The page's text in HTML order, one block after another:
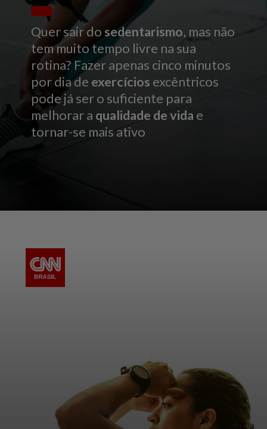
Quer sair do sedentarismo, mas não
tem muito tempo livre na sua
rotina? Fazer apenas cinco minutos
por dia de exercícios excêntricos
pode já ser o suficiente para
melhorar a qualidade de vida e
tornar-se mais ativo